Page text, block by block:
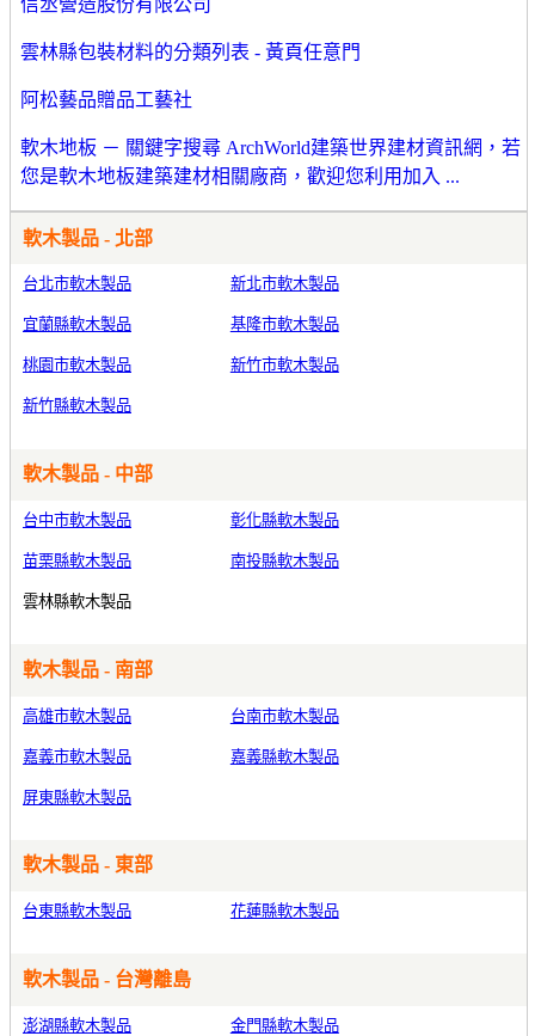
信丞營造股份有限公司
雲林縣包裝材料的分類列表 - 黃頁任意門
阿松藝品贈品工藝社
軟木地板 － 關鍵字搜尋 ArchWorld建築世界建材資訊網，若
您是軟木地板建築建材相關廠商，歡迎您利用加入 ...
軟木製品 - 北部
台北市軟木製品 新北市軟木製品
宜蘭縣軟木製品 基隆市軟木製品
桃園市軟木製品 新竹市軟木製品
新竹縣軟木製品
軟木製品 - 中部
台中市軟木製品 彰化縣軟木製品
苗栗縣軟木製品 南投縣軟木製品
雲林縣軟木製品
軟木製品 - 南部
高雄市軟木製品 台南市軟木製品
嘉義市軟木製品 嘉義縣軟木製品
屏東縣軟木製品
軟木製品 - 東部
台東縣軟木製品 花蓮縣軟木製品
軟木製品 - 台灣離島
澎湖縣軟木製品 金門縣軟木製品